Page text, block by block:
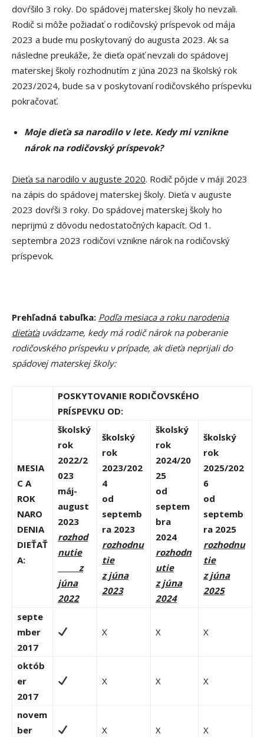
dovŕšilo 3 roky. Do spádovej materskej školy ho nevzali.
Rodič si môže požiadať o rodičovský príspevok od mája
2023 a bude mu poskytovaný do augusta 2023. Ak sa
následne preukáže, že dieťa opäť nevzali do spádovej
materskej školy rozhodnutím z júna 2023 na školský rok
2023/2024, bude sa v poskytovaní rodičovského príspevku
pokračovať.
Moje dieťa sa narodilo v lete. Kedy mi vznikne
nárok na rodičovský príspevok?
Dieťa sa narodilo v auguste 2020. Rodič pôjde v máji 2023
na zápis do spádovej materskej školy. Dieťa v auguste
2023 dovŕši 3 roky. Do spádovej materskej školy ho
neprijmú z dôvodu nedostatočných kapacít. Od 1.
septembra 2023 rodičovi vznikne nárok na rodičovský
príspevok.
Prehľadná tabuľka: Podľa mesiaca a roku narodenia
dieťaťauvádzame, kedy má rodič nárok na poberanie
rodičovského príspevku v prípade, ak dieťa neprijali do
spádovej materskej školy:
POSKYTOVANIE RODIČOVSKÉHO
PRÍSPEVKU OD:
MESIA
C A
ROK
NARO
DENIA
DIEŤAŤ
A:
školský
rok
2022/2
023
máj-
august
2023
rozhod
nutie
z
júna
2022
školský
rok
2023/202
4
od
septemb
ra 2023
rozhodnu
tie
z júna
2023
školský
rok
2024/20
25
od
septem
bra
2024
rozhodn
utie
z júna
2024
školský
rok
2025/202
6
od
septemb
ra 2025
rozhodnu
tie
z júna
2025
septe
mber
2017
X X X
októb
er
2017
X X X
novem
ber
X X X